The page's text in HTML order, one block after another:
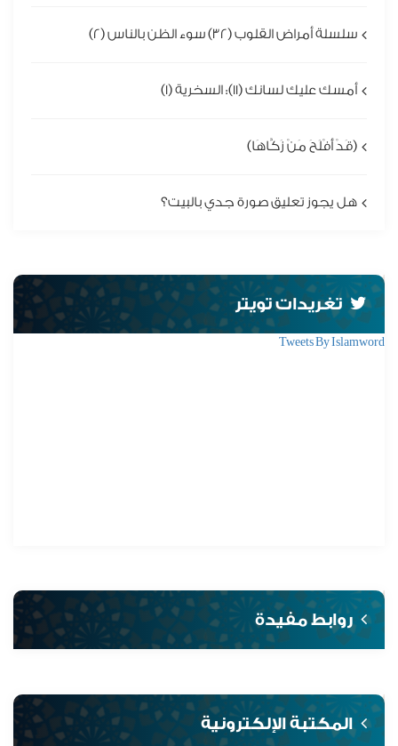
سلسلة أمراض القلوب (32) سوء الظن بالناس (2)
أمسك عليك لسانك (11): السخرية (1)
(قَدْ أَفْلَحَ مَنْ زَكَّاهَا)
هل يجوز تعليق صورة جدي بالبيت؟
تغريدات تويتر
Tweets By Islamword
روابط مفيدة
المكتبة الإلكترونية